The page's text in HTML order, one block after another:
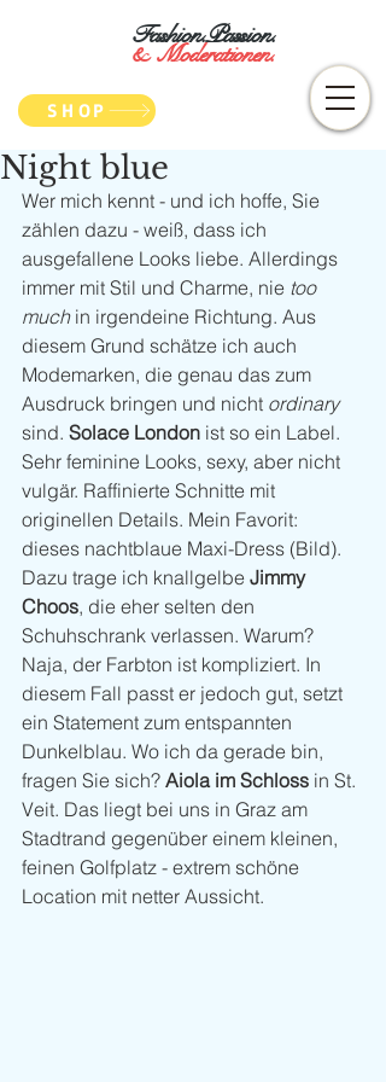
Fashion.Passion.
&Moderationen.
SHOP
Night blue
Wer mich kennt - und ich hoffe, Sie
zählen dazu - weiß, dass ich
ausgefallene Looks liebe. Allerdings
immer mit Stil und Charme, nie too
much in irgendeine Richtung. Aus
diesem Grund schätze ich auch
Modemarken, die genau das zum
Ausdruck bringen und nicht ordinary
sind. Solace London ist so ein Label.
Sehr feminine Looks, sexy, aber nicht
vulgär. Raffinierte Schnitte mit
originellen Details. Mein Favorit:
dieses nachtblaue Maxi-Dress (Bild).
Dazu trage ich knallgelbe Jimmy
Choos, die eher selten den
Schuhschrank verlassen. Warum?
Naja, der Farbton ist kompliziert. In
diesem Fall passt er jedoch gut, setzt
ein Statement zum entspannten
Dunkelblau. Wo ich da gerade bin,
fragen Sie sich? Aiola im Schloss in St.
Veit. Das liegt bei uns in Graz am
Stadtrand gegenüber einem kleinen,
feinen Golfplatz - extrem schöne
Location mit netter Aussicht.